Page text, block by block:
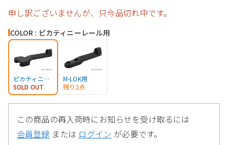
申し訳ございませんが、只今品切れ中です。
COLOR : ピカティニーレール用
ピカティニーレール用
SOLD OUT
M-LOK用
残り2点
この商品の再入荷時にお知らせを受け取るには
会員登録 または ログイン が必要です。